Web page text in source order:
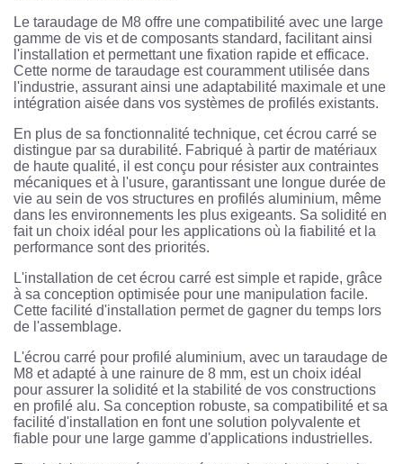
Le taraudage de M8 offre une compatibilité avec une large
gamme de vis et de composants standard, facilitant ainsi
l'installation et permettant une fixation rapide et efficace.
Cette norme de taraudage est couramment utilisée dans
l'industrie, assurant ainsi une adaptabilité maximale et une
intégration aisée dans vos systèmes de profilés existants.
En plus de sa fonctionnalité technique, cet écrou carré se
distingue par sa durabilité. Fabriqué à partir de matériaux
de haute qualité, il est conçu pour résister aux contraintes
mécaniques et à l'usure, garantissant une longue durée de
vie au sein de vos structures en profilés aluminium, même
dans les environnements les plus exigeants. Sa solidité en
fait un choix idéal pour les applications où la fiabilité et la
performance sont des priorités.
L'installation de cet écrou carré est simple et rapide, grâce
à sa conception optimisée pour une manipulation facile.
Cette facilité d'installation permet de gagner du temps lors
de l'assemblage.
L'écrou carré pour profilé aluminium, avec un taraudage de
M8 et adapté à une rainure de 8 mm, est un choix idéal
pour assurer la solidité et la stabilité de vos constructions
en profilé alu. Sa conception robuste, sa compatibilité et sa
facilité d'installation en font une solution polyvalente et
fiable pour une large gamme d'applications industrielles.